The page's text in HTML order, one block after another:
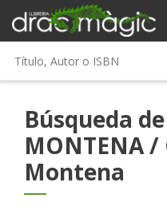
Búsqueda
MONTENA /
Montena